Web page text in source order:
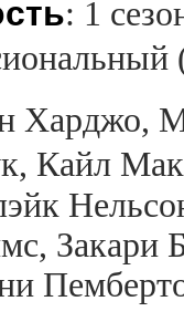
: 1
Харджо,
Кайл
Закари